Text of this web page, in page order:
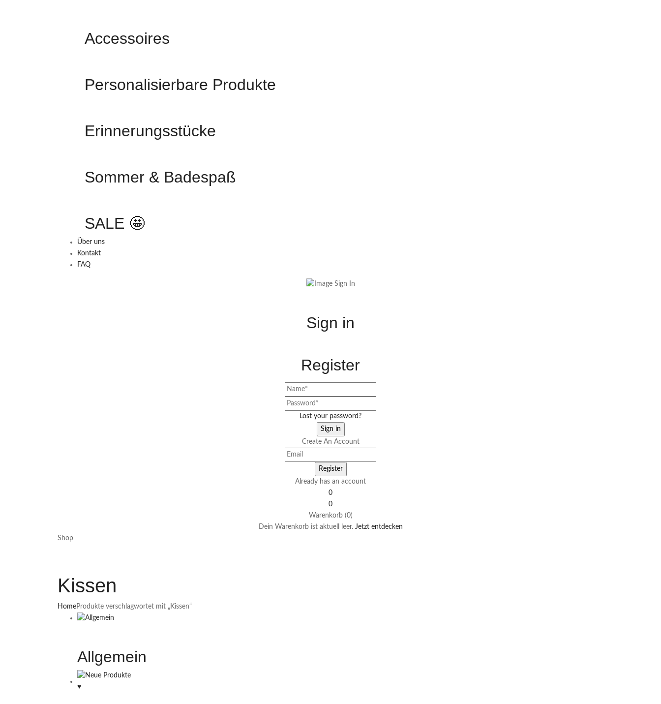
Accessoires
Personalisierbare Produkte
Erinnerungsstücke
Sommer & Badespaß
SALE 🤩
Über uns
Kontakt
FAQ
Sign in
Register
Lost your password?
Create An Account
Already has an account
0
0
Warenkorb (0)
Dein Warenkorb ist aktuell leer. Jetzt entdecken
Shop
Kissen
HomeProdukte verschlagwortet mit „Kissen“
Allgemein